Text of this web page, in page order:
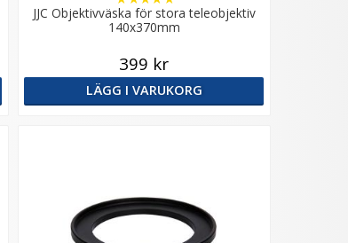
JJC Objektivväska för stora teleobjektiv
140x370mm
399 kr
LÄGG I VARUKORG